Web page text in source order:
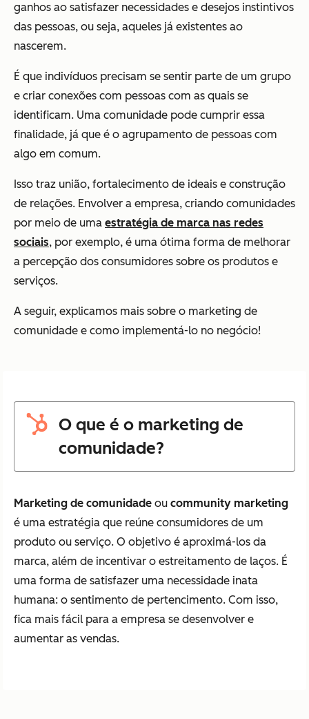
ganhos ao satisfazer necessidades e desejos instintivos
das pessoas, ou seja, aqueles já existentes ao
nascerem.
É que indivíduos precisam se sentir parte de um grupo
e criar conexões com pessoas com as quais se
identificam. Uma comunidade pode cumprir essa
finalidade, já que é o agrupamento de pessoas com
algo em comum.
Isso traz união, fortalecimento de ideais e construção
de relações. Envolver a empresa, criando comunidades
por meio de uma estratégia de marca nas redes
sociais, por exemplo, é uma ótima forma de melhorar
a percepção dos consumidores sobre os produtos e
serviços.
A seguir, explicamos mais sobre o marketing de
comunidade e como implementá-lo no negócio!
O que é o marketing de
comunidade?
Marketing de comunidade ou community marketing
é uma estratégia que reúne consumidores de um
produto ou serviço. O objetivo é aproximá-los da
marca, além de incentivar o estreitamento de laços. É
uma forma de satisfazer uma necessidade inata
humana: o sentimento de pertencimento. Com isso,
fica mais fácil para a empresa se desenvolver e
aumentar as vendas.